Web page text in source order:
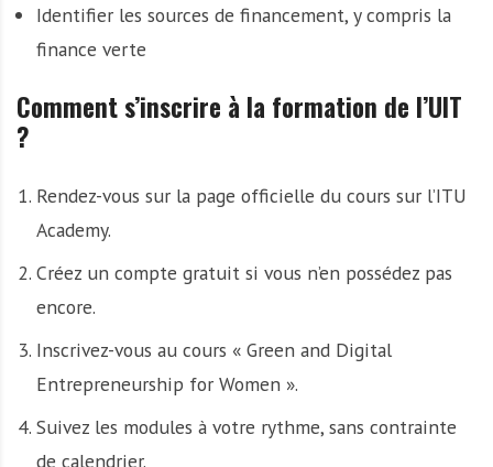
Identifier les sources de financement, y compris la
finance verte
Comment s’inscrire à la formation de l’UIT
?
Rendez-vous sur la page officielle du cours sur l’ITU
Academy.
Créez un compte gratuit si vous n’en possédez pas
encore.
Inscrivez-vous au cours « Green and Digital
Entrepreneurship for Women ».
Suivez les modules à votre rythme, sans contrainte
de calendrier.